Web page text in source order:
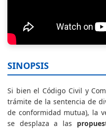
SINOPSIS
Si bien el Código Civil y
trámite de la sentencia de
de conformidad mutua), la
se desplaza a las